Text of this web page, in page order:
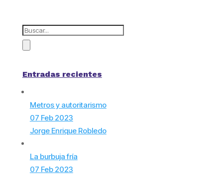
Entradas recientes
Metros y autoritarismo
07 Feb 2023
Jorge Enrique Robledo
La burbuja fría
07 Feb 2023